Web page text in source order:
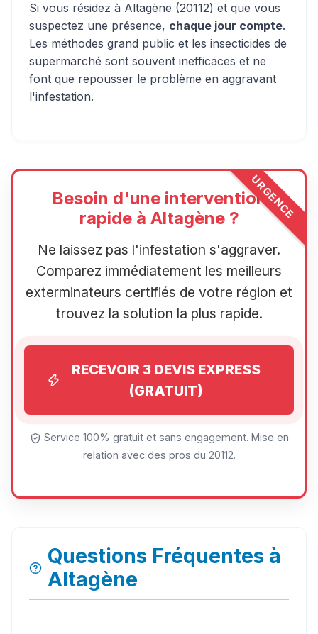
Si vous résidez à Altagène (20112) et que vous
suspectez une présence, chaque jour compte.
Les méthodes grand public et les insecticides de
supermarché sont souvent inefficaces et ne
font que repousser le problème en aggravant
l'infestation.
URGENCE
Besoin d'une intervention
rapide à Altagène ?
Ne laissez pas l'infestation s'aggraver.
Comparez immédiatement les meilleurs
exterminateurs certifiés de votre région et
trouvez la solution la plus rapide.
RECEVOIR 3 DEVIS EXPRESS
(GRATUIT)
Service 100% gratuit et sans engagement. Mise en
relation avec des pros du 20112.
Questions Fréquentes à
Altagène